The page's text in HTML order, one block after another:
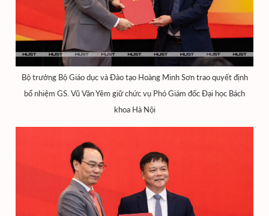
Bộ trưởng Bộ Giáo dục và Đào tạo Hoàng Minh Sơn trao quyết định
bổ nhiệm GS. Vũ Văn Yêm giữ chức vụ Phó Giám đốc Đại học Bách
khoa Hà Nội